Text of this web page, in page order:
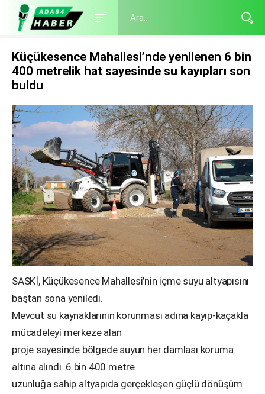
Küçükesence Mahallesi’nde yenilenen 6 bin
400 metrelik hat sayesinde su kayıpları son
buldu
SASKİ, Küçükesence Mahallesi’nin içme suyu altyapısını
baştan sona yeniledi.
Mevcut su kaynaklarının korunması adına kayıp-kaçakla
mücadeleyi merkeze alan
proje sayesinde bölgede suyun her damlası koruma
altına alındı. 6 bin 400 metre
uzunluğa sahip altyapıda gerçekleşen güçlü dönüşüm